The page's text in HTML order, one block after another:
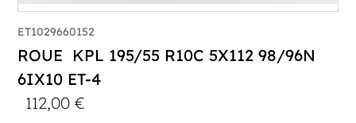
ET1029660152
ROUE KPL 195/55 R10C 5X112 98/96N
6IX10 ET-4
112,00€